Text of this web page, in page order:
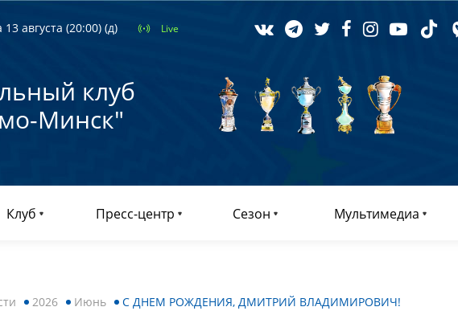
13 августа (20:00) (д) Live
клуб
Минск"
Клуб Пресс-центр Сезон Мультимедиа
2026 Июнь С ДНЕМ РОЖДЕНИЯ, ДМИТРИЙ ВЛАДИМИРОВИЧ!